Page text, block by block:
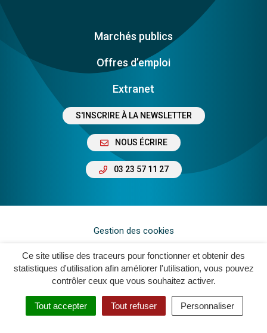
Ce site utilise des traceurs pour fonctionner et obtenir des
statistiques d'utilisation afin améliorer l'utilisation, vous pouvez
contrôler ceux que vous souhaitez activer.
Tout accepter Tout refuser Personnaliser
Marchés publics
Offres d’emploi
Extranet
S'INSCRIRE À LA NEWSLETTER
NOUS ÉCRIRE
03 23 57 11 27
Gestion des cookies
Plan du site
Mentions légales
Crédits
Accessibilité : Non Conforme